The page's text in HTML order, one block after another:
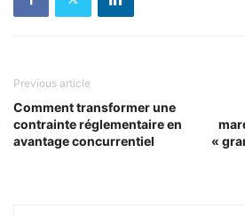
Previous article
Comment transformer une
contrainte réglementaire en
avantage concurrentiel
«